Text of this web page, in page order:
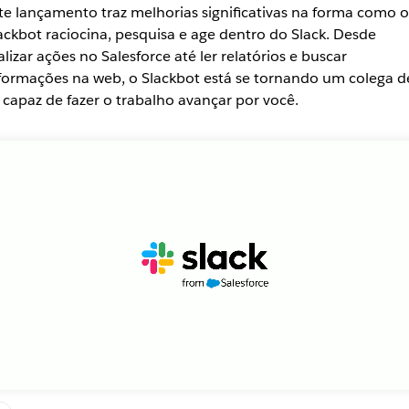
lançamento traz melhorias significativas na forma como o
raciocina, pesquisa e age dentro do Slack. Desde
ações no Salesforce até ler relatórios e buscar
na web, o Slackbot está se tornando um colega
de fazer o trabalho avançar por você.